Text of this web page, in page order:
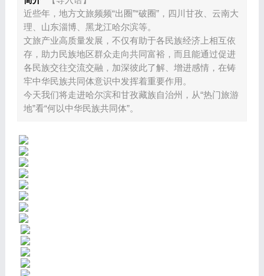
近些年，地方文旅频频“出圈”“破圈”，四川甘孜、云南大
理、山东淄博、黑龙江哈尔滨等。
文旅产业高质量发展，不仅有助于各民族经济上相互依
存，助力民族地区群众走向共同富裕，而且能通过促进
各民族交往交流交融，加深彼此了解、增进感情，在铸
牢中华民族共同体意识中发挥着重要作用。
今天我们将走进哈尔滨和甘孜藏族自治州，从“热门旅游
地”看“何以中华民族共同体”。